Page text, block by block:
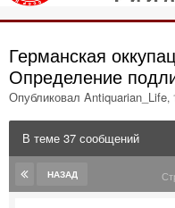
Германская
Определение
Опубликовал Antiquarian_Life,
В теме 37 сообщений
НАЗАД